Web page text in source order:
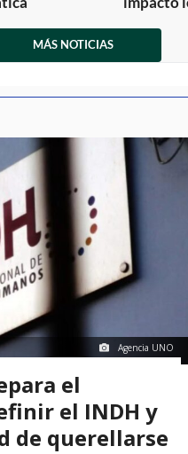
MÁS NOTICIAS
Agencia UNO
el
el INDH y
de querellarse